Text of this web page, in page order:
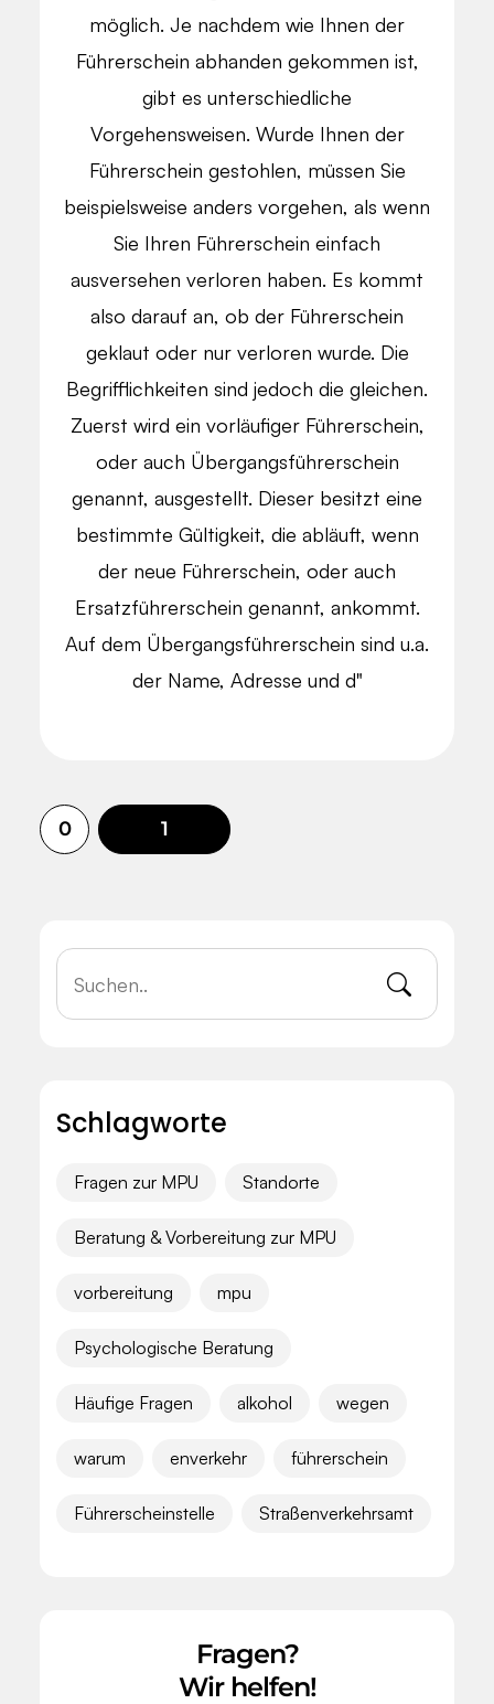
möglich. Je nachdem wie Ihnen der
Führerschein abhanden gekommen ist,
gibt es unterschiedliche
Vorgehensweisen. Wurde Ihnen der
Führerschein gestohlen, müssen Sie
beispielsweise anders vorgehen, als wenn
Sie Ihren Führerschein einfach
ausversehen verloren haben. Es kommt
also darauf an, ob der Führerschein
geklaut oder nur verloren wurde. Die
Begrifflichkeiten sind jedoch die gleichen.
Zuerst wird ein vorläufiger Führerschein,
oder auch Übergangsführerschein
genannt, ausgestellt. Dieser besitzt eine
bestimmte Gültigkeit, die abläuft, wenn
der neue Führerschein, oder auch
Ersatzführerschein genannt, ankommt.
Auf dem Übergangsführerschein sind u.a.
der Name, Adresse und d"
0 1
Schlagworte
Fragen zur MPU Standorte
Beratung & Vorbereitung zur MPU
vorbereitung mpu
Psychologische Beratung
Häufige Fragen alkohol wegen
warum enverkehr führerschein
Führerscheinstelle Straßenverkehrsamt
Fragen?
Wir helfen!